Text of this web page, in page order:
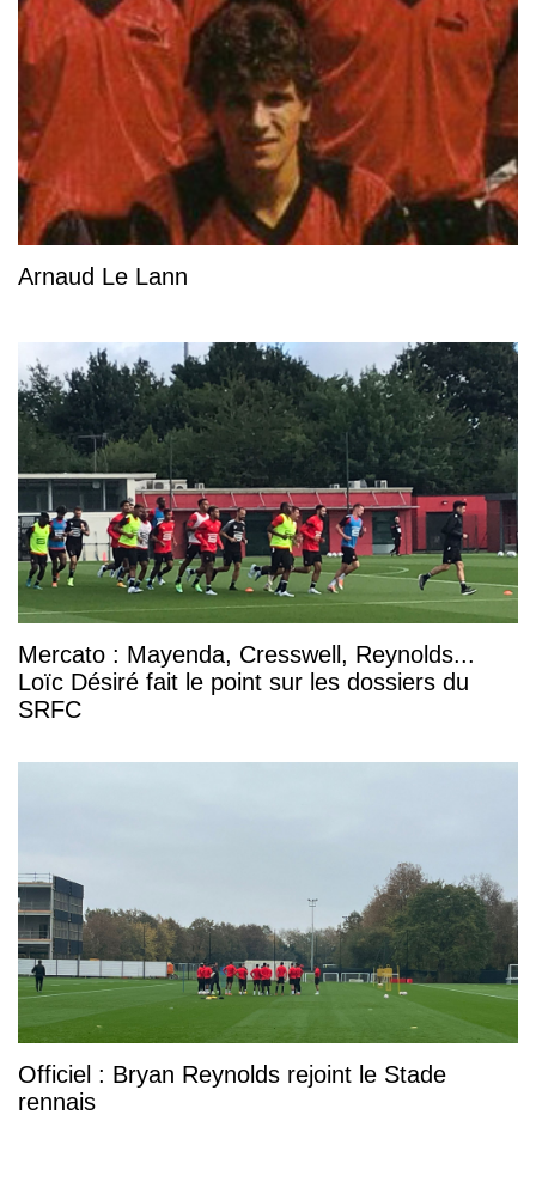
Arnaud Le Lann
Mercato : Mayenda, Cresswell, Reynolds...
Loïc Désiré fait le point sur les dossiers du
SRFC
Officiel : Bryan Reynolds rejoint le Stade
rennais